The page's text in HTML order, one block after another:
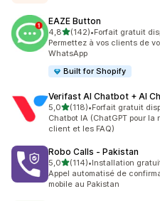
EAZE Button
4,8étoile(s) sur 5
(142)
142 avis au total
•Forfait gratuit
Permettez à vos clients de
WhatsApp
Built for Shopify
Verifast AI Chatbot + AI
5,0étoile(s) sur 5
(118)
118 avis au total
•Forfait gratuit
Chatbot IA (ChatGPT pour
client et les FAQ)
Robo Calls ‑ Pakistan
5,0étoile(s) sur 5
(114)
114 avis au total
•Installation
Appel automatisé de
mobile au Pakistan